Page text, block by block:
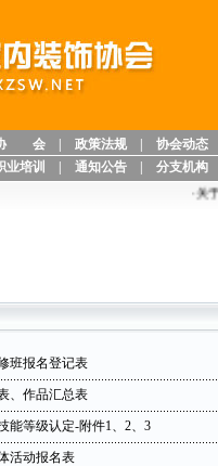
会 政策法规 协会动态
业培训 通知公告 分支机构
关
班报名登记表
、作品汇总表
能等级认定-附件1、2、3
活动报名表